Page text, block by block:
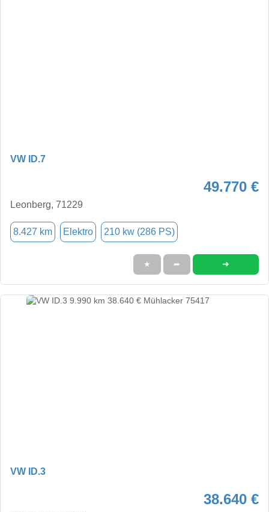
VW ID.7
49.770 €
Leonberg, 71229
8.427 km Elektro 210 kw (286 PS)
★ ➦ ➜
VW ID.3
38.640 €